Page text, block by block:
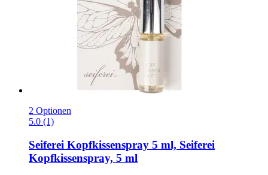
2 Optionen
5.0 (1)
Seiferei Kopfkissenspray 5 ml, Seiferei
Kopfkissenspray, 5 ml